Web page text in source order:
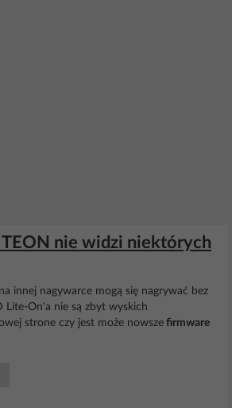
nie widzi niektórych
innej nagywarce mogą się nagrywać bez
Lite-On'a nie są zbyt wyskich
strone czy jest może nowsze firmware